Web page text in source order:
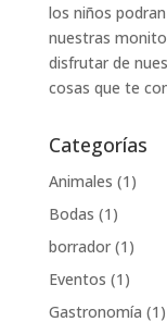
los niños
nuestras
disfrutar de
cosas que te
Categorías
Animales (1)
Bodas (1)
borrador(1)
Eventos (1)
Gastronomía (1)